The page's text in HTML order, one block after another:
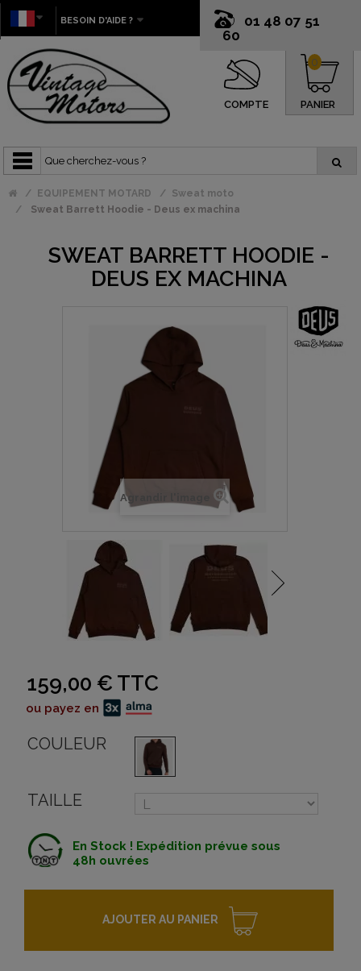
01 48 07 51
60
BESOIN D'AIDE ?
COMPTE PANIER
0
EQUIPEMENT MOTARD
Sweat moto
Sweat Barrett Hoodie - Deus ex machina
SWEAT BARRETT HOODIE -
DEUS EX MACHINA
Agrandir l'image
159,00 € TTC
ou payez en
COULEUR
TAILLE
En Stock ! Expédition prévue sous
48h ouvrées
AJOUTER AU PANIER